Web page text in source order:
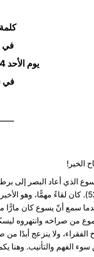
في
يوم الأحد 24 تشرين الأوّل/ أكتوبر 2021
في
الخير!
يسوع الذي أعاد البصر
الطّريق (راجع مرقس 10، 46-52).
الفقراء، ولا ينزعج أبدًا
الفهم والتأنيب. وهنا